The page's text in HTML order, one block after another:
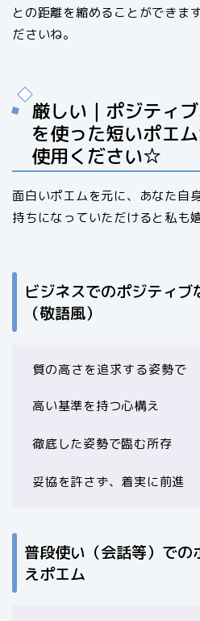
との距離を縮めることができま
ださいね。
厳しい｜ポジティ
を使った短いポエ
使用ください☆
面白いポエムを元に、あなた自
持ちになっていただけると私も
ビジネスでのポジティブ
（敬語風）
質の高さを追求する姿勢で
高い基準を持つ心構え
徹底した姿勢で臨む所存
妥協を許さず、着実に前進
普段使い（会話等）で
えポエム